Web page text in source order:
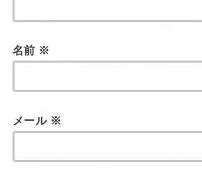
名前 ※
メール ※